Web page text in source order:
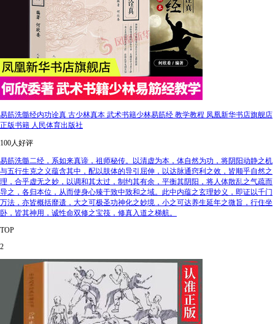
易筋洗髓经内功诠真 古少林真本 武术书籍少林易筋经 教学教程 凤凰新华书店旗舰店
正版书籍 人民体育出版社
100人好评
易筋洗髓二经，系如来真谛，祖师秘传。以清虚为本，体自然为功，将阴阳动静之机
与五行生克之义蕴含其中，配以肢体的导引屈伸，以达脉通窍利之效，皆顺乎自然之
理，合乎虚无之妙，以调和其太过，制约其有余，平衡其阴阳，将人体散乱之气疏而
导之，各归本位，从而使身心臻于致中致和之域。此中内蕴之玄理妙义，即证以千门
万法，亦皆概括靡遗，大之可极圣功神化之妙境，小之可达养生延年之微旨，行住坐
卧，皆其神用，诚性命双修之宝筏，修真入道之梯航。
TOP
2